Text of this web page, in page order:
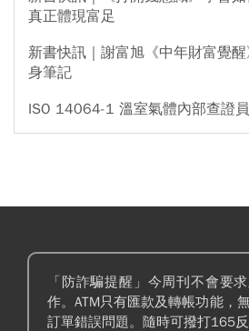
真正體現富足
新書快訊｜謝富旭《中年財富覺
身筆記
ISO 14064-1 溫室氣體內部查證
「防詐騙提醒」今周刊不會要
作。ATM只有匯款及轉帳功能，
訂單錯誤問題。隨時可撥打165反